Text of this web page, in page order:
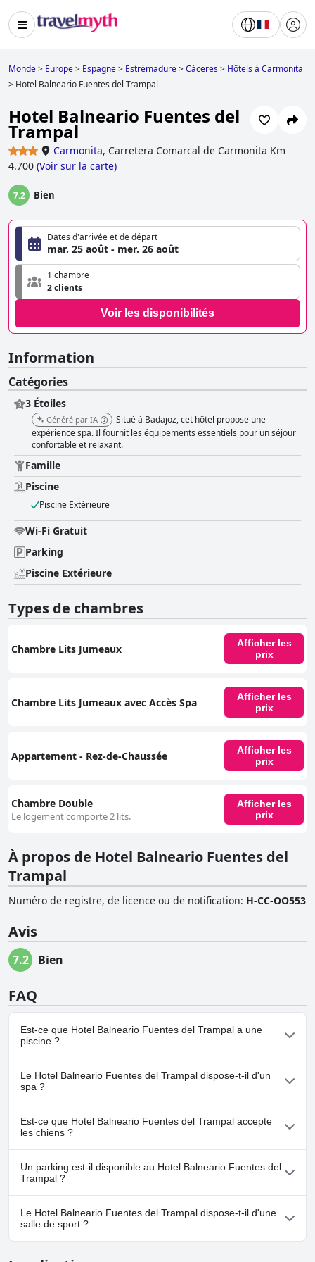
Monde> Europe> Espagne> Estrémadure>Cáceres> Hôtels à Carmonita
> Hotel Balneario Fuentes del Trampal
Hotel Balneario Fuentes del
Trampal
Carmonita, Carretera Comarcal de Carmonita Km
4.700 (Voir sur la carte)
7.2 Bien
Dates d'arrivée et de départ
mar. 25 août - mer. 26 août
1 chambre
2 clients
Voir les disponibilités
Information
Catégories
3 Étoiles
Généré par IA
Situé à Badajoz, cet hôtel propose une
expérience spa. Il fournit les équipements essentiels pour un séjour
confortable et relaxant.
Famille
Piscine
Piscine Extérieure
Wi-Fi Gratuit
Parking
Piscine Extérieure
Types de chambres
Chambre Lits Jumeaux
Afficher les
prix
Chambre Lits Jumeaux avec Accès Spa
Afficher les
prix
Appartement - Rez-de-Chaussée
Afficher les
prix
Chambre Double
Le logement comporte 2 lits.
Afficher les
prix
À propos de Hotel Balneario Fuentes del
Trampal
Numéro de registre, de licence ou de notification: H-CC-OO553
Avis
7.2 Bien
FAQ
Est-ce que Hotel Balneario Fuentes del Trampal a une
piscine ?
Oui, Hotel Balneario Fuentes del Trampal dispose de piscine(s)
appartenant à une ou plusieurs des catégories suivantes : Piscine
Extérieure.
Le Hotel Balneario Fuentes del Trampal dispose-t-il d'un
spa ?
Non, il n'y a pas de spa à Hotel Balneario Fuentes del Trampal.
Est-ce que Hotel Balneario Fuentes del Trampal accepte
les chiens ?
Non, Hotel Balneario Fuentes del Trampal n'accepte pas les
chiens.
Un parking est-il disponible au Hotel Balneario Fuentes del
Trampal ?
Oui, un parking est disponible à Hotel Balneario Fuentes del
Trampal.
Le Hotel Balneario Fuentes del Trampal dispose-t-il d'une
salle de sport ?